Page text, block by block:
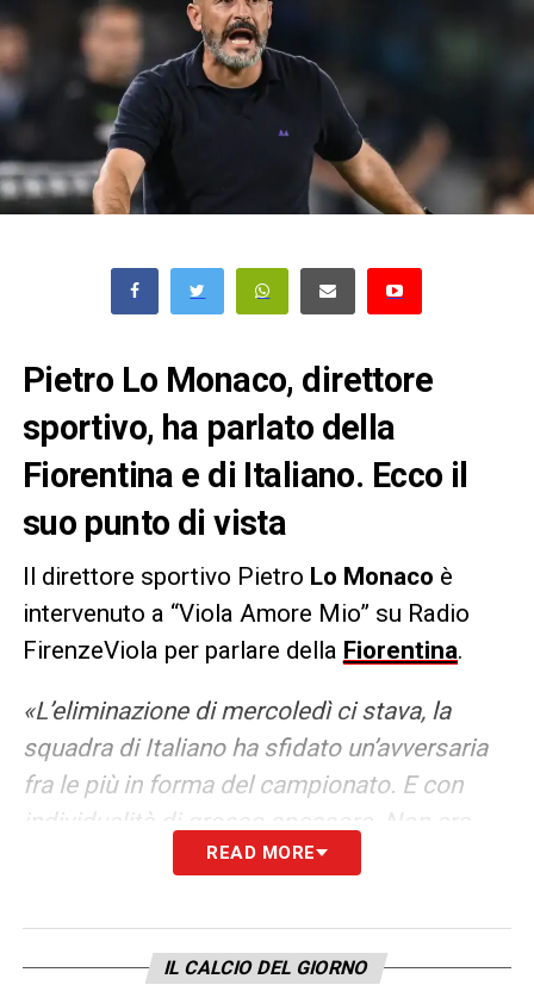
Pietro Lo Monaco, direttore
sportivo, ha parlato della
Fiorentina e di Italiano. Ecco il
suo punto di vista
Il direttore sportivo Pietro Lo Monaco è
intervenuto a “Viola Amore Mio” su Radio
FirenzeViola per parlare della Fiorentina.
«L’eliminazione di mercoledì ci stava, la
squadra di Italiano ha sfidato un’avversaria
fra le più in forma del campionato. E con
individualità di grosso spessore. Non era
facile spuntarla a Bergamo. Il rammarico per
partita è comprensibile, ma la Fiorentina sta
facendo quello che è nelle sue possibilità,
READ MORE
IL CALCIO DEL GIORNO